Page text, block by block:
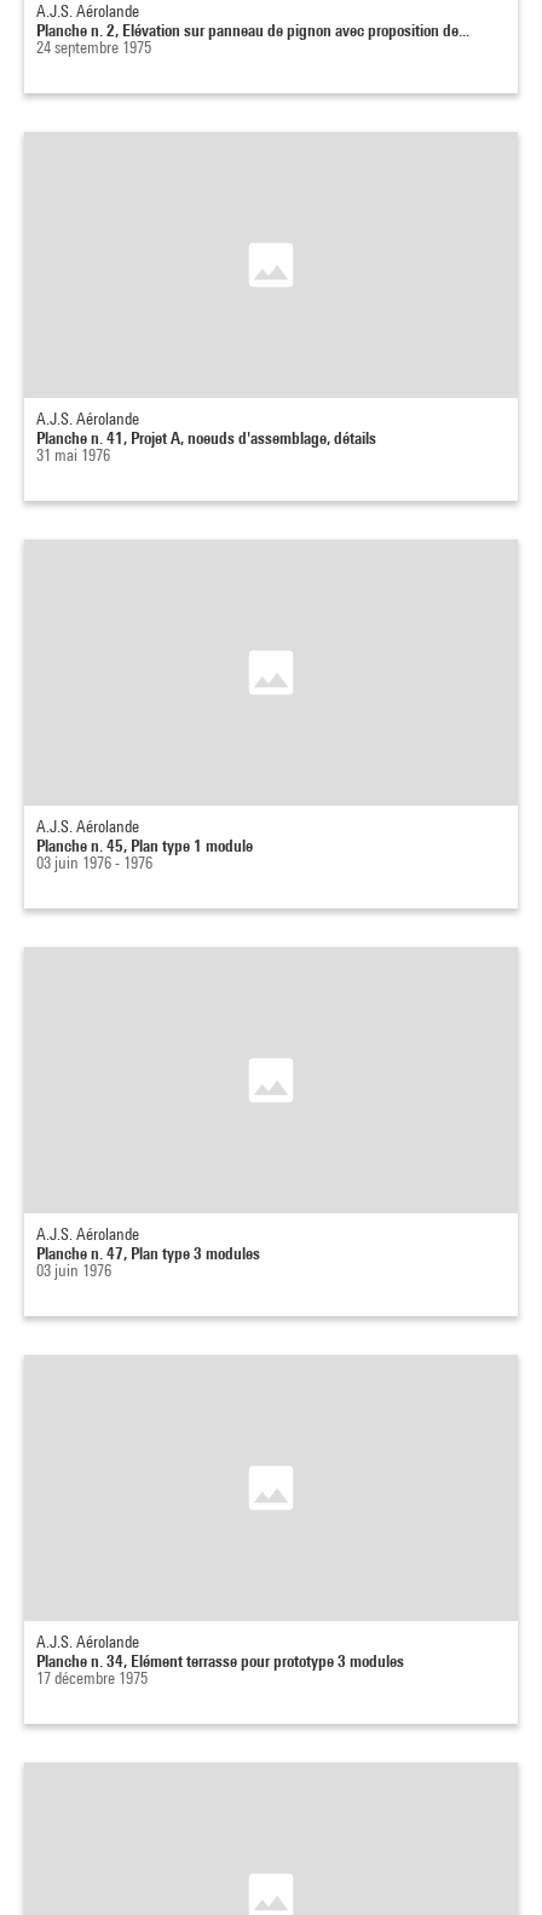
A.J.S. Aérolande
Planche n. 2, Elévation sur panneau de pignon avec proposition de...
24 septembre 1975
A.J.S. Aérolande
Planche n. 41, Projet A, noeuds d'assemblage, détails
31 mai 1976
A.J.S. Aérolande
Planche n. 45, Plan type 1 module
03 juin 1976 - 1976
A.J.S. Aérolande
Planche n. 47, Plan type 3 modules
03 juin 1976
A.J.S. Aérolande
Planche n. 34, Elément terrasse pour prototype 3 modules
17 décembre 1975